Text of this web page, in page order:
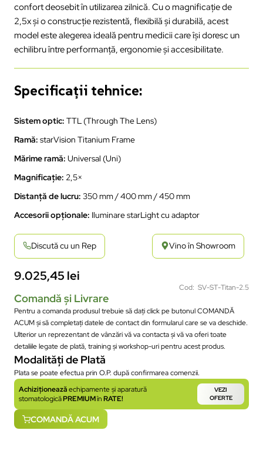
confort deosebit în utilizarea zilnică. Cu o magnificație de
2,5x și o construcție rezistentă, flexibilă și durabilă, acest
model este alegerea ideală pentru medicii care își doresc un
echilibru între performanță, ergonomie și accesibilitate.
Specificații tehnice:
Sistem optic: TTL (Through The Lens)
Ramă: starVision Titanium Frame
Mărimeramă: Universal (Uni)
Magnificație: 2,5×
Distanță de lucru: 350 mm / 400 mm / 450 mm
Accesorii opționale: Iluminare starLight cu adaptor
Discută cu un Rep Vino în Showroom
9.025,45 lei
Cod: SV-ST-Titan-2.5
Comandă și Livrare
Pentru a comanda produsul trebuie să dați click pe butonul COMANDĂ
ACUM și să completați datele de contact din formularul care se va deschide.
Ulterior un reprezentant de vânzări vă va contacta și vă va oferi toate
detaliile legate de plată, training și workshop-uri pentru acest produs.
Modalități de Plată
Plata se poate efectua prin O.P. după confirmarea comenzii.
Achiziționeazăechipamente și aparatură
stomatologicăPREMIUMînRATE!
VEZI
OFERTE
COMANDĂ ACUM